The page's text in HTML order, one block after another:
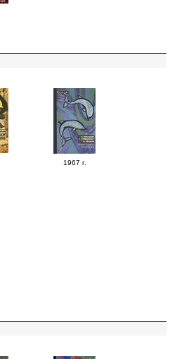
1967 г.